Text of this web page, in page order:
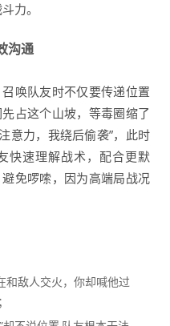
力。
沟通
唤队友时不仅要传递位置
占这个山坡，等毒圈缩了
意力，我绕后偷袭”，此时
快速理解战术，配合更默
免啰嗦，因为高端局战况
和敌人交火，你却喊他过